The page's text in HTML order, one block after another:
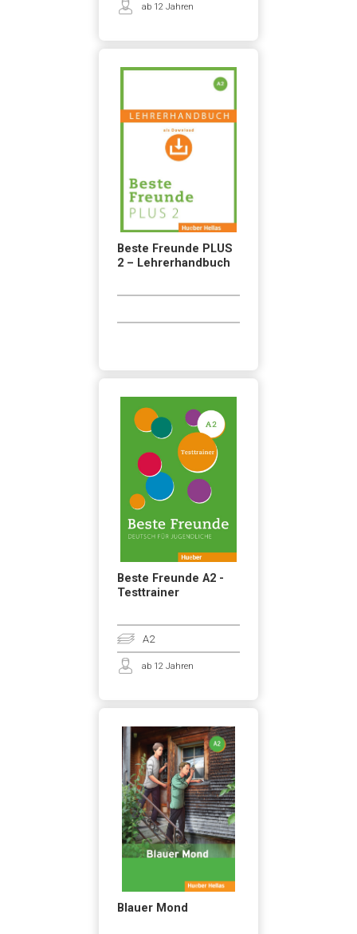
ab 12 Jahren
Beste Freunde PLUS
2 – Lehrerhandbuch
Beste Freunde A2 -
Testtrainer
A2
ab 12 Jahren
Blauer Mond